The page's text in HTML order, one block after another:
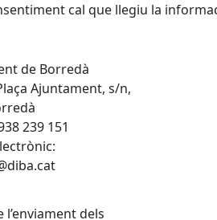
cal que llegiu la
de Borredà
Ajuntament, s/n,
239 151
l’enviament dels